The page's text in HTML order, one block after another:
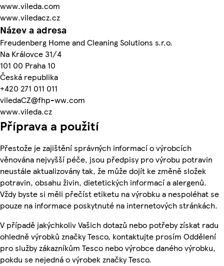
www.vileda.com
www.viledacz.cz
Název a adresa
Freudenberg Home and Cleaning Solutions s.r.o.
Na Královce 31/4
101 00 Praha 10
Česká republika
+420 271 011 011
viledaCZ@fhp-ww.com
www.vileda.cz
Příprava a použití
Přestože je zajištění správných informací o výrobcích
věnována nejvyšší péče, jsou předpisy pro výrobu potravin
neustále aktualizovány tak, že může dojít ke změně složek
potravin, obsahu živin, dietetických informací a alergenů.
Vždy byste si měli přečíst etiketu na výrobku a nespoléhat se
pouze na informace poskytnuté na internetových stránkách.
V případě jakýchkoliv Vašich dotazů nebo potřeby získat radu
ohledně výrobků značky Tesco, kontaktujte prosím Oddělení
pro služby zákazníkům Tesco nebo výrobce daného výrobku,
pokdu se nejedná o výrobek značky Tesco.